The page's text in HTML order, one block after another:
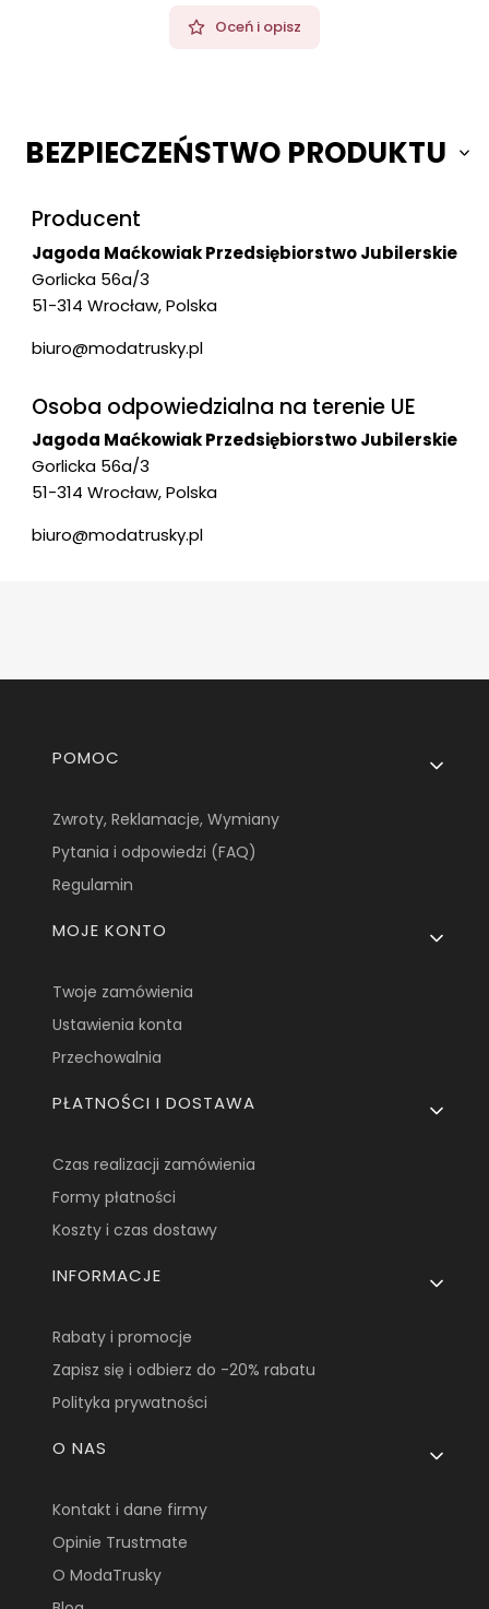
Oceń i opisz
BEZPIECZEŃSTWO PRODUKTU
Producent
Jagoda Maćkowiak Przedsiębiorstwo Jubilerskie
Gorlicka 56a/3
51-314 Wrocław, Polska
biuro@modatrusky.pl
Osoba odpowiedzialna na terenie UE
Jagoda Maćkowiak Przedsiębiorstwo Jubilerskie
Gorlicka 56a/3
51-314 Wrocław, Polska
biuro@modatrusky.pl
Linki w stopce
POMOC
Zwroty, Reklamacje, Wymiany
Pytania i odpowiedzi (FAQ)
Regulamin
MOJE KONTO
Twoje zamówienia
Ustawienia konta
Przechowalnia
PŁATNOŚCI I DOSTAWA
Czas realizacji zamówienia
Formy płatności
Koszty i czas dostawy
INFORMACJE
Rabaty i promocje
Zapisz się i odbierz do -20% rabatu
Polityka prywatności
O NAS
Kontakt i dane firmy
Opinie Trustmate
O ModaTrusky